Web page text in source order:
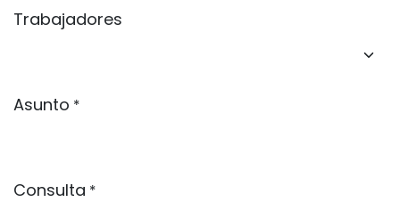
Trabajadores
Asunto *
Consulta *